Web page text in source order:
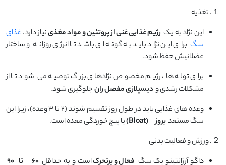
１. تغذیه
این نژاد به یک رژیم غذایی غنی از پروتئین و مواد مغذینیاز دارد. غذای
سگ برای این نژاد باید به گونه ای باشد تا انرژی روزانه و ساختار
عضلانیش حفظ شود.
برای توله ‌ها، رژیم مخصوص نژادهای بزرگ توصیه می‌ شود تا از
مشکلات رشدی ودیسپلازی مفصل رانجلوگیری شود.
وعده ‌های غذایی باید در طول روز تقسیم شوند (۲ تا ۳ وعده)، زیرا این
سگ مستعدبروز (Bloat)
یا پیچ‌ خوردگی معده است.
２. ورزش و فعالیت بدنی
داگو آرژانتینو یک سگ فعال و پرتحرکاست و به حداقل ۶۰ تا ۹۰